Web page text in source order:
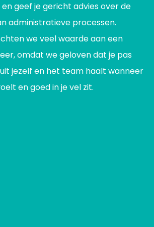
geef je gericht advies over de
administratieve processen.
we veel waarde aan een
omdat we geloven dat je pas
jezelf en het team haalt wanneer
en goed in je vel zit.